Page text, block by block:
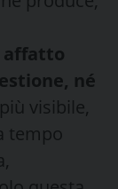
affatto
né
visibile,
tempo